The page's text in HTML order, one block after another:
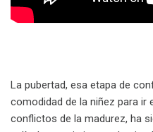
La pubertad, esa etapa de
comodidad de la niñez para ir
conflictos de la madurez, ha